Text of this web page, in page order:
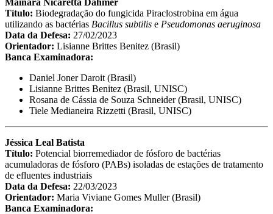
Título: Biodegradação do fungicida Piraclostrobina em água
utilizando as bactérias Bacillus subtilis e Pseudomonas aeruginosa
Data da Defesa: 27/02/2023
Orientador: Lisianne Brittes Benitez (Brasil)
Banca Examinadora:
Daniel Joner Daroit (Brasil)
Lisianne Brittes Benitez (Brasil, UNISC)
Rosana de Cássia de Souza Schneider (Brasil, UNISC)
Tiele Medianeira Rizzetti (Brasil, UNISC)
Jéssica Leal Batista
Título: Potencial biorremediador de fósforo de bactérias
acumuladoras de fósforo (PABs) isoladas de estações de tratamento
de efluentes industriais
Data da Defesa: 22/03/2023
Orientador: Maria Viviane Gomes Muller (Brasil)
Banca Examinadora: